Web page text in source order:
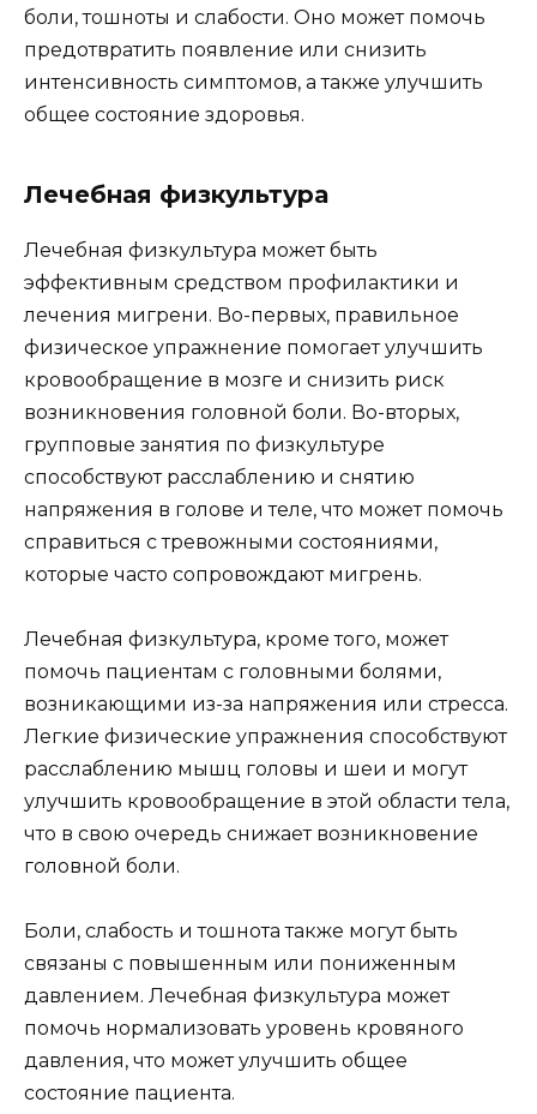
боли, тошноты и слабости. Оно может помочь
предотвратить появление или снизить
интенсивность симптомов, а также улучшить
общее состояние здоровья.
Лечебная физкультура
Лечебная физкультура может быть
эффективным средством профилактики и
лечения мигрени. Во-первых, правильное
физическое упражнение помогает улучшить
кровообращение в мозге и снизить риск
возникновения головной боли. Во-вторых,
групповые занятия по физкультуре
способствуют расслаблению и снятию
напряжения в голове и теле, что может помочь
справиться с тревожными состояниями,
которые часто сопровождают мигрень.
Лечебная физкультура, кроме того, может
помочь пациентам с головными болями,
возникающими из-за напряжения или стресса.
Легкие физические упражнения способствуют
расслаблению мышц головы и шеи и могут
улучшить кровообращение в этой области тела,
что в свою очередь снижает возникновение
головной боли.
Боли, слабость и тошнота также могут быть
связаны с повышенным или пониженным
давлением. Лечебная физкультура может
помочь нормализовать уровень кровяного
давления, что может улучшить общее
состояние пациента.